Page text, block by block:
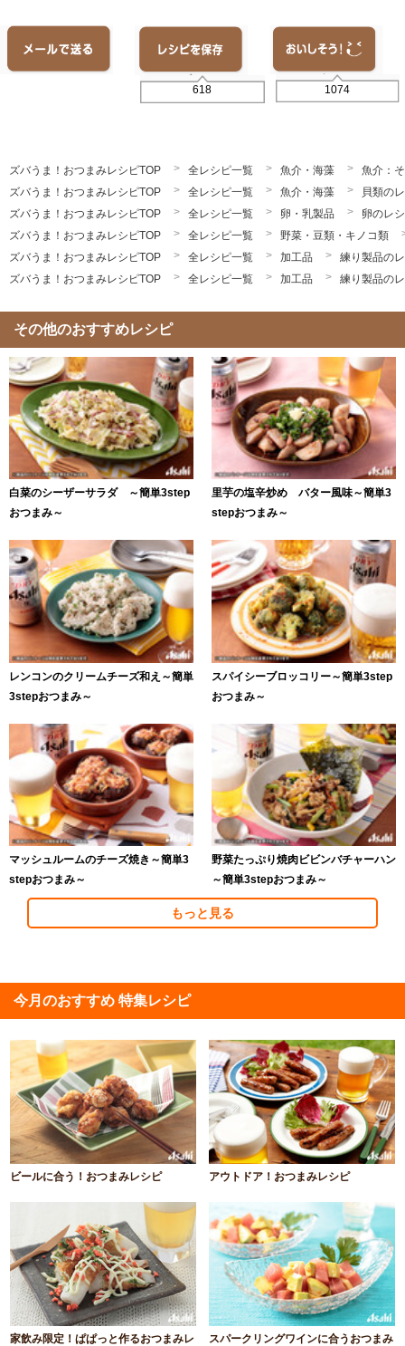
618 1074
ズバうま！おつまみレシピTOP 全レシピ一覧 魚介・海藻
魚介：
ズバうま！おつまみレシピTOP
全レシピ一覧 魚介・海藻
貝類の
ズバうま！おつまみレシピTOP
全レシピ一覧 卵・乳製品
卵のレ
ズバうま！おつまみレシピTOP
全レシピ一覧
野菜・豆類・キノコ類
ズバうま！おつまみレシピTOP
全レシピ一覧 加工品
練り製品の
ズバうま！おつまみレシピTOP
全レシピ一覧 加工品 練り製品の
その他のおすすめレシピ
白菜のシーザーサラダ ～簡単3step
おつまみ～
里芋の塩辛炒め バター風味～簡単3
stepおつまみ～
レンコンのクリームチーズ和え～簡単
3stepおつまみ～
スパイシーブロッコリー～簡単3step
おつまみ～
マッシュルームのチーズ焼き～簡単3
stepおつまみ～
野菜たっぷり焼肉ビビンバチャーハン
～簡単3stepおつまみ～
もっと見る
今月のおすすめ 特集レシピ
ビールに合う！おつまみレシピ アウトドア！おつまみレシピ
家飲み限定！ぱぱっと作るおつまみレ
スパークリングワインに合うおつまみ